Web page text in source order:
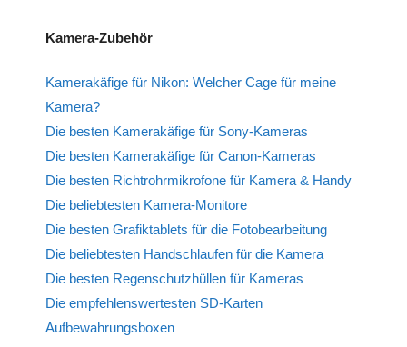
Kamera-Zubehör
Kamerakäfige für Nikon: Welcher Cage für meine
Kamera?
Die besten Kamerakäfige für Sony-Kameras
Die besten Kamerakäfige für Canon-Kameras
Die besten Richtrohrmikrofone für Kamera & Handy
Die beliebtesten Kamera-Monitore
Die besten Grafiktablets für die Fotobearbeitung
Die beliebtesten Handschlaufen für die Kamera
Die besten Regenschutzhüllen für Kameras
Die empfehlenswertesten SD-Karten
Aufbewahrungsboxen